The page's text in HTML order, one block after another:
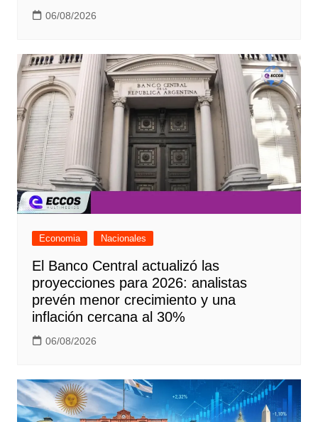
06/08/2026
Economia Nacionales
El Banco Central actualizó las
proyecciones para 2026: analistas
prevén menor crecimiento y una
inflación cercana al 30%
06/08/2026